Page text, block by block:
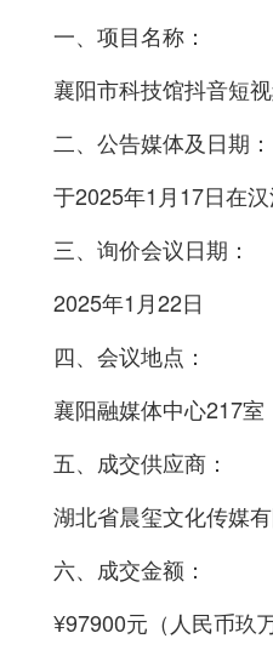
一、项目名称：
襄阳市科技馆抖音短
二、公告媒体及日期：
于2025年1 月17日在
三、询价会议日期：
2025年1 月22日
四、会议地点：
襄阳融媒体中心217室
五、成交供应商：
湖北省晨玺文化传媒
六、成交金额：
¥97900元 （人民币玖